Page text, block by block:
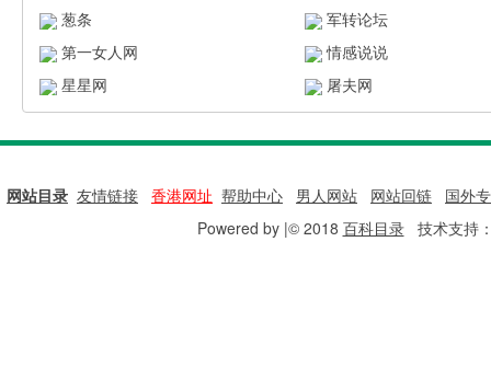
葱条
军转论坛
第一女人网
情感说说
星星网
屠夫网
网站目录 友情链接 香港网址 帮助中心 男人网站 网站回链
国外
Powered by |© 2018 百科目录技术支持